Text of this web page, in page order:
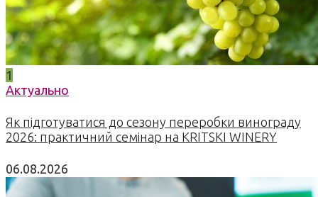
1
Актуально
Як підготуватися до сезону переробки винограду
2026: практичний семінар на KRITSKI WINERY
06.08.2026